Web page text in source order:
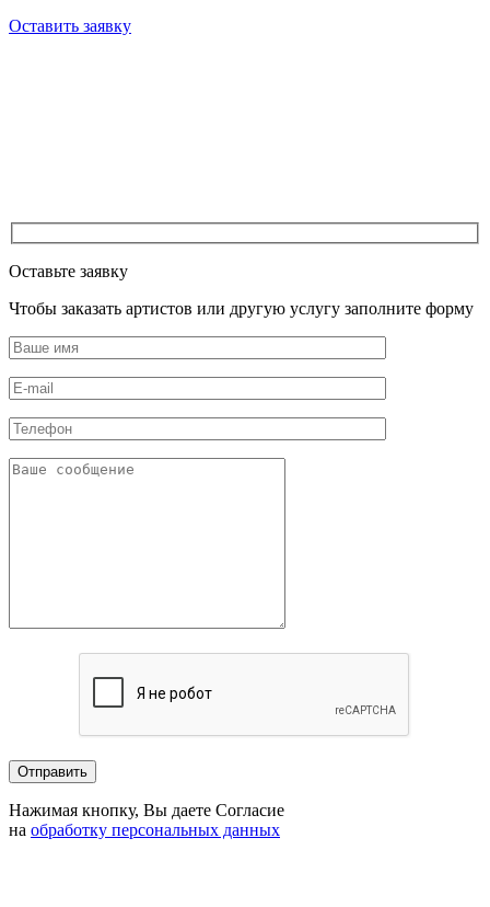
Оставить заявку
Оставьте заявку
Чтобы заказать артистов или другую услугу заполните форму
Нажимая кнопку, Вы даете Согласие
на обработку персональных данных